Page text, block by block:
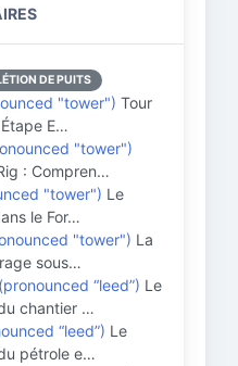
DE PUITS
"tower") Tour
E…
"tower")
: Compren…
"tower") Le
le For…
"tower") La
sous…
“leed”) Le
chantier …
“leed”) Le
pétrole e…